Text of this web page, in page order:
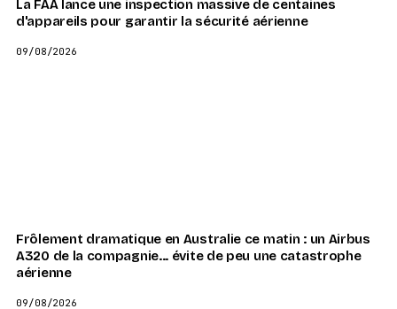
La FAA lance une inspection massive de centaines
d'appareils pour garantir la sécurité aérienne
09/08/2026
Frôlement dramatique en Australie ce matin : un Airbus
A320 de la compagnie... évite de peu une catastrophe
aérienne
09/08/2026